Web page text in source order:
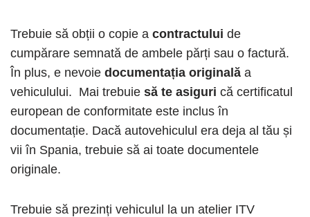
Trebuie să obții o copie a contractului de
cumpărare semnată de ambele părți sau o factură.
În plus, e nevoie documentația originală a
vehiculului. Mai trebuie să te asiguri că certificatul
european de conformitate este inclus în
documentație. Dacă autovehiculul era deja al tău și
vii în Spania, trebuie să ai toate documentele
originale.
Trebuie să prezinți vehiculul la un atelier ITV